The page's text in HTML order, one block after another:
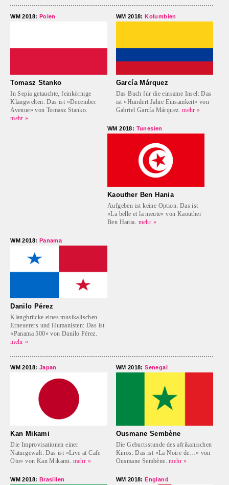
WM 2018: Polen
Tomasz Stanko
In Sepia getauchte, feinkörnige
Klangwelten: Das ist «December
Avenue» von Tomasz Stanko.
mehr »
WM 2018: Kolumbien
García Márquez
Das Buch für die einsame Insel: Das
ist «Hundert Jahre Einsamkeit» von
Gabriel García Márquez. mehr »
WM 2018: Tunesien
Kaouther Ben Hania
Aufgeben ist keine Option: Das ist
«La belle et la meute» von Kaouther
Ben Hania. mehr »
WM 2018: Panama
Danilo Pérez
Klangbrücke eines musikalischen
Erneuerers und Humanisten: Das ist
«Panama 500» von Danilo Pérez.
mehr »
WM 2018: Japan
Kan Mikami
Die Improvisationen einer
Naturgewalt: Das ist «Live at Cafe
Oto» von Kan Mikami. mehr »
WM 2018:Senegal
Ousmane Sembène
Die Geburtsstunde des afrikanischen
Kinos: Das ist «La Noire de…» von
Ousmane Sembène. mehr »
WM 2018: Brasilien WM 2018:England